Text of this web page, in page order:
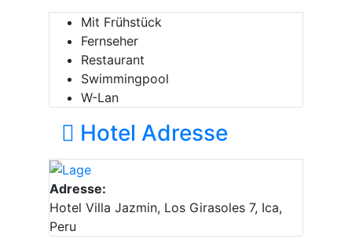
Mit Frühstück
Fernseher
Restaurant
Swimmingpool
W-Lan
Hotel Adresse
Adresse:
Hotel Villa Jazmin, Los Girasoles 7, Ica,
Peru